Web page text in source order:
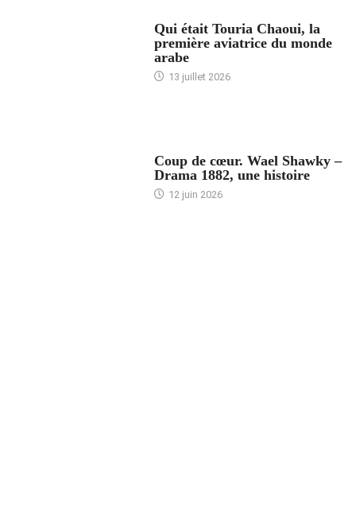
Qui était Touria Chaoui, la
première aviatrice du monde
arabe
13 juillet 2026
Coup de cœur. Wael Shawky –
Drama 1882, une histoire
12 juin 2026